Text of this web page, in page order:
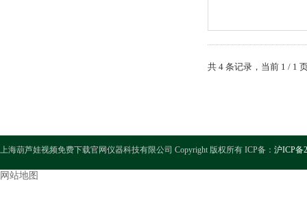
共 4 条记录，当前 1 /
上海葫芦娃视频免费下载官网仪器科技有限公司 Copyright 版权所有 ICP备： 沪ICP备
网站地图